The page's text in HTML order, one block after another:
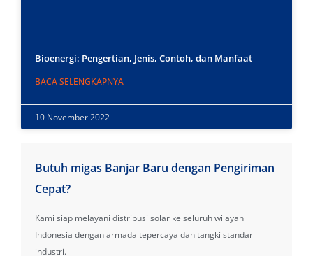
Bioenergi: Pengertian, Jenis, Contoh, dan Manfaat
BACA SELENGKAPNYA
10 November 2022
Butuh migas Banjar Baru dengan Pengiriman
Cepat?
Kami siap melayani distribusi solar ke seluruh wilayah
Indonesia dengan armada tepercaya dan tangki standar
industri.